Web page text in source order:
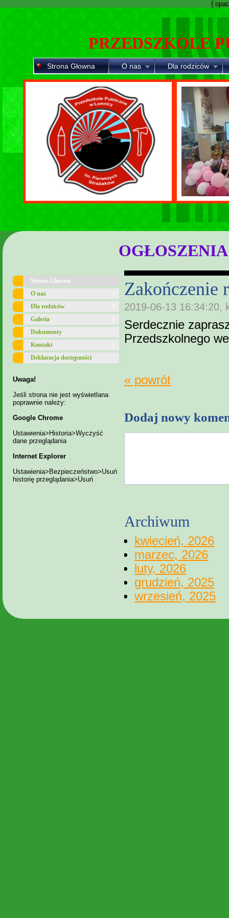
{
PRZEDSZKOLE
Strona Głowna O nas Dla rodziców
Strona Głowna
O nas
Dla rodziców
Galeria
Dokumenty
Kontakt
Deklaracja dostępności
Uwaga!
Jeśli strona nie jest wyświetlana
poprawnie należy:
Google Chrome
Ustawienia>Historia>Wyczyść
dane przeglądania
Internet Explorer
Ustawienia>Bezpieczeństwo>Usuń
historię przeglądania>Usuń
Zakończenie
2019-06-13 16:34:20,
Serdecznie
Przedszkolnego
« powrót
Dodaj nowy
Archiwum
kwiecień, 2026
marzec, 2026
luty, 2026
grudzień, 2025
wrzesień, 2025